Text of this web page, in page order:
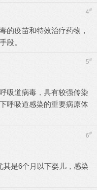
4#
的疫苗和特效治疗药物，
段。
5#
吸道病毒，具有较强传染
呼吸道感染的重要病原体
6#
其是6个月以下婴儿，感染